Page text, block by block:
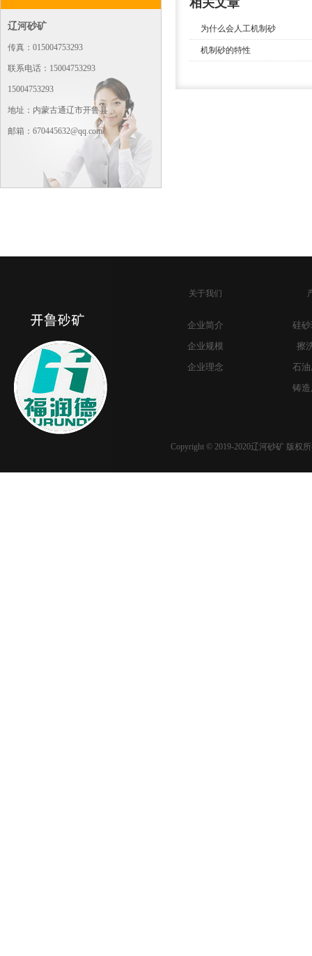
辽河砂矿
传真：015004753293
联系电话：15004753293
15004753293
地址：内蒙古通辽市开鲁县
邮箱：670445632@qq.com
相关文章
为什么会人工机制砂
机制砂的特性
关于我们
企业简介
企业规模
企业理念
硅
擦
石
铸
Copyright © 2019-2020辽河砂矿 版权